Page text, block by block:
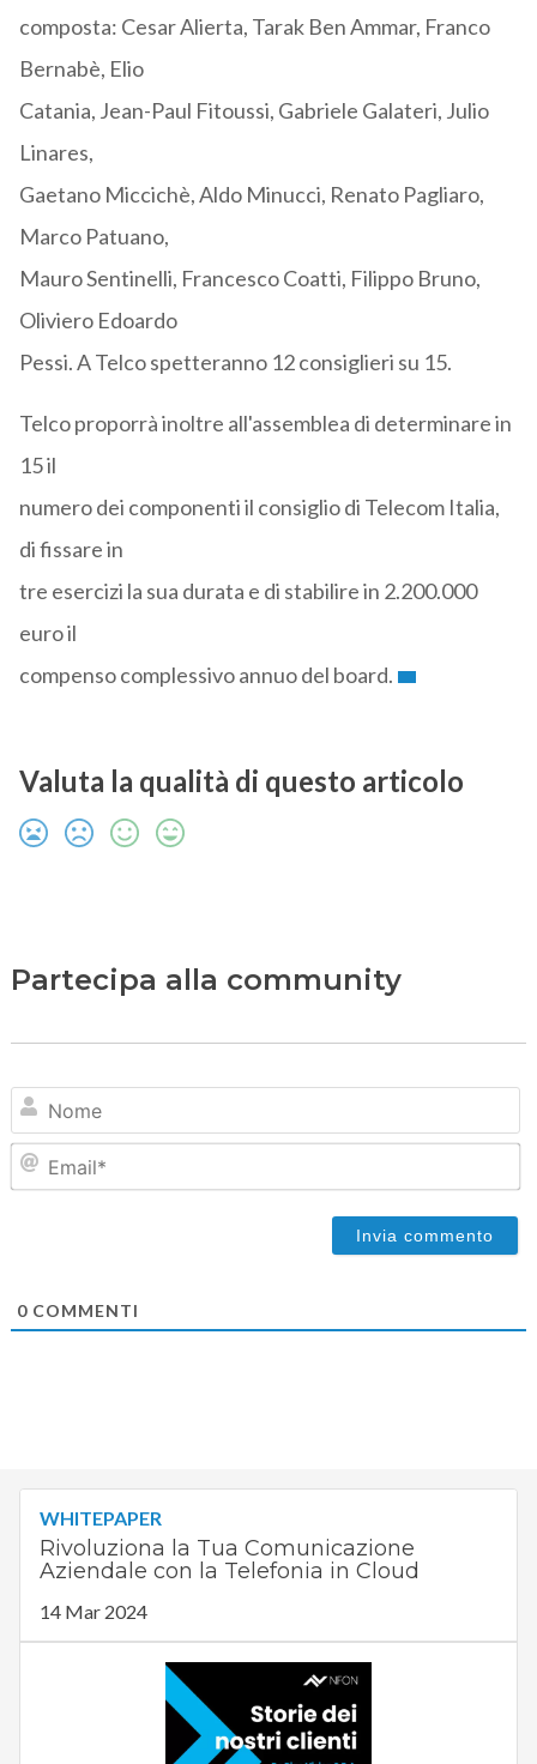
composta: Cesar Alierta, Tarak Ben Ammar, Franco
Bernabè, Elio
Catania, Jean-Paul Fitoussi, Gabriele Galateri, Julio
Linares,
Gaetano Miccichè, Aldo Minucci, Renato Pagliaro,
Marco Patuano,
Mauro Sentinelli, Francesco Coatti, Filippo Bruno,
Oliviero Edoardo
Pessi. A Telco spetteranno 12 consiglieri su 15.
Telco proporrà inoltre all'assemblea di determinare in
15 il
numero dei componenti il consiglio di Telecom Italia,
di fissare in
tre esercizi la sua durata e di stabilire in 2.200.000
euro il
compenso complessivo annuo del board.
Valuta la qualità di questo articolo
Partecipa alla community
0COMMENTI
WHITEPAPER
Rivoluziona la Tua Comunicazione
Aziendale con la Telefonia in Cloud
14 Mar 2024